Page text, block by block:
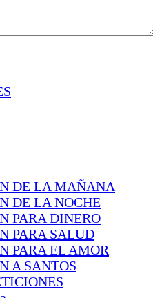
DE LA MAÑANA
DE LA NOCHE
PARA DINERO
PARA SALUD
PARA EL AMOR
A SANTOS